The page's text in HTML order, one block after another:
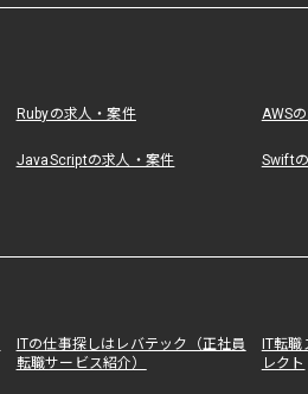
Rubyの求人・案件 AWS
JavaScriptの求人・案件 Swift
ITの仕事探しはレバテック（正社員
転職サービス紹介）
IT転
レクト